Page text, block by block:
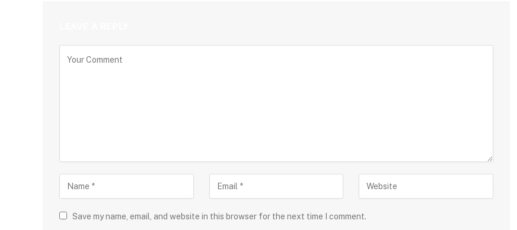
Save my name, email, and website in this browser for the next time I comment.